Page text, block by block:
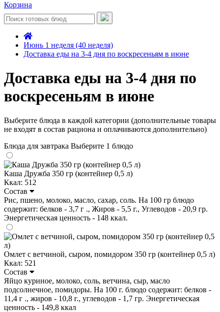
Корзина
Июнь 1 неделя (40 неделя)
Доставка еды на 3-4 дня по воскресеньям в июне
Доставка еды на 3-4 дня по
воскресеньям в июне
Выберите блюда в каждой категории (дополнительные товары
не входят в состав рациона и оплачиваются дополнительно)
Блюда для завтрака Выберите 1 блюдо
Каша Дружба 350 гр (контейнер 0,5 л)
Ккал: 512
Состав
Рис, пшено, молоко, масло, сахар, соль. На 100 гр блюдо
содержит: белков - 3,7 г ., Жиров - 5,5 г., Углеводов - 20,9 гр.
Энергетическая ценность - 148 ккал.
Омлет с ветчиной, сыром, помидором 350 гр (контейнер 0,5 л)
Ккал: 521
Состав
Яйцо куриное, молоко, соль, ветчина, сыр, масло
подсолнечное, помидоры. На 100 г. блюдо содержит: белков -
11,4 г ., жиров - 10,8 г., углеводов - 1,7 гр. Энергетическая
ценность - 149,8 ккал